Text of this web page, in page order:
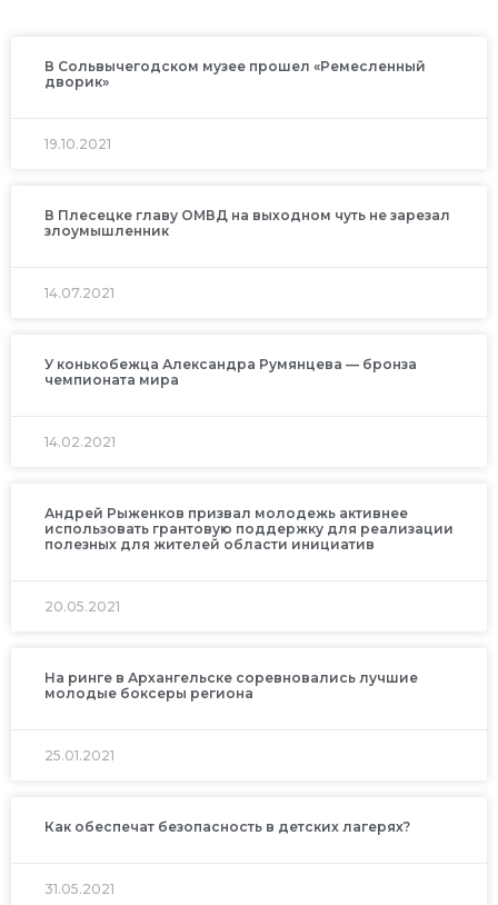
В Сольвычегодском музее прошел «Ремесленный
дворик»
19.10.2021
В Плесецке главу ОМВД на выходном чуть не зарезал
злоумышленник
14.07.2021
У конькобежца Александра Румянцева — бронза
чемпионата мира
14.02.2021
Андрей Рыженков призвал молодежь активнее
использовать грантовую поддержку для реализации
полезных для жителей области инициатив
20.05.2021
На ринге в Архангельске соревновались лучшие
молодые боксеры региона
25.01.2021
Как обеспечат безопасность в детских лагерях?
31.05.2021